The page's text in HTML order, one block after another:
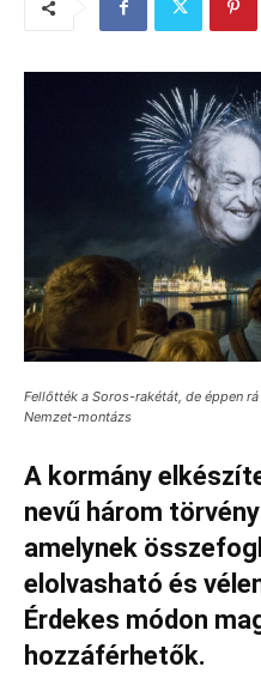
Fellőtték a Soros-rakétát, de éppen
Nemzet-montázs
A kormány
nevű három
amelynek
elolvasható és
Érdekes módon
hozzáférhetők.